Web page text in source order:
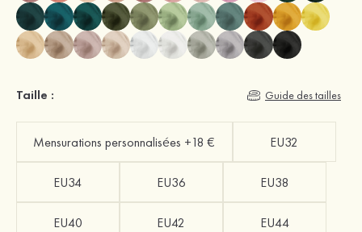
Taille : Guide des tailles
Mensurations personnalisées +18 € EU32
EU34 EU36 EU38
EU40 EU42 EU44